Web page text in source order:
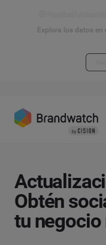
Explora los datos
Obtén
tu